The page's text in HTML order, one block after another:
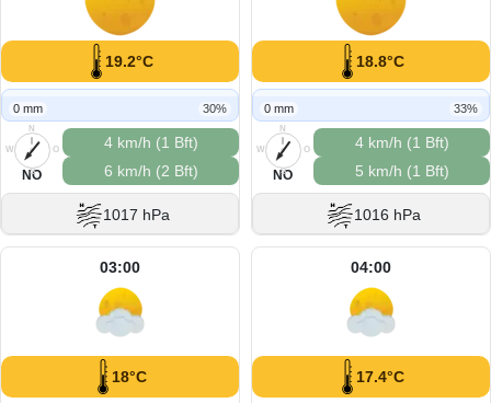
19.2°C
0 mm 30%
N
O
S
W
NO
4 km/h (1 Bft)
6 km/h (2 Bft)
1017 hPa
18.8°C
0 mm 33%
N
O
S
W
NO
4 km/h (1 Bft)
5 km/h (1 Bft)
1016 hPa
03:00
18°C
04:00
17.4°C